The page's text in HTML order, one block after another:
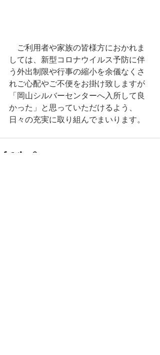
ご利用者や家族の皆様方におかれま
しては、新型コロナウイルス予防に伴
う外出制限や行事の縮小を余儀なくさ
れご心配やご不便をお掛け致しますが
「岡山シルバーセンターへ入所して良
かった」と思っていただけるよう、
日々の充実に取り組んでまいります。